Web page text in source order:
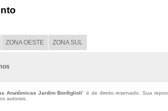
ZONA OESTE ZONA SUL
Anatômicas Jardim Bonfiglioli" é de direito reservado. Sua
autorais